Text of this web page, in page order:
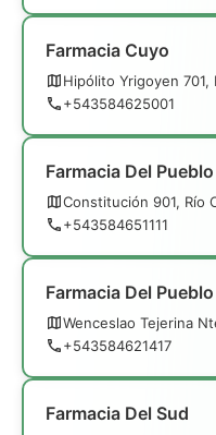
Farmacia Cuyo
Hipólito Yrigoyen 701,
+543584625001
Farmacia Del Pueblo
Constitución 901, Río
+543584651111
Farmacia Del Pueblo
Wenceslao Tejerina
+543584621417
Farmacia Del Sud